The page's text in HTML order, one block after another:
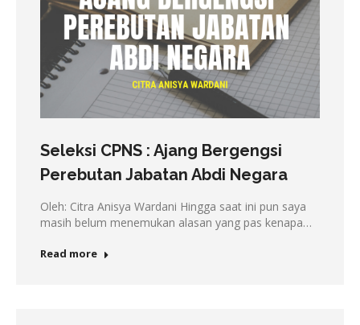
Seleksi CPNS : Ajang Bergengsi
Perebutan Jabatan Abdi Negara
Oleh: Citra Anisya Wardani Hingga saat ini pun saya
masih belum menemukan alasan yang pas kenapa…
Read more